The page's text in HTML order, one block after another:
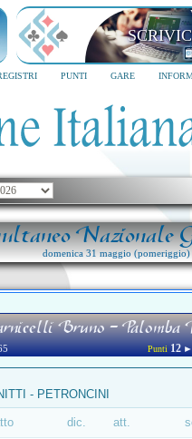
PUNTI GARE
Nazionale
domenica 31 maggio (pomeriggio)
Bruno - Palomba
Punti 12►
- PETRONCINI
dic. att.